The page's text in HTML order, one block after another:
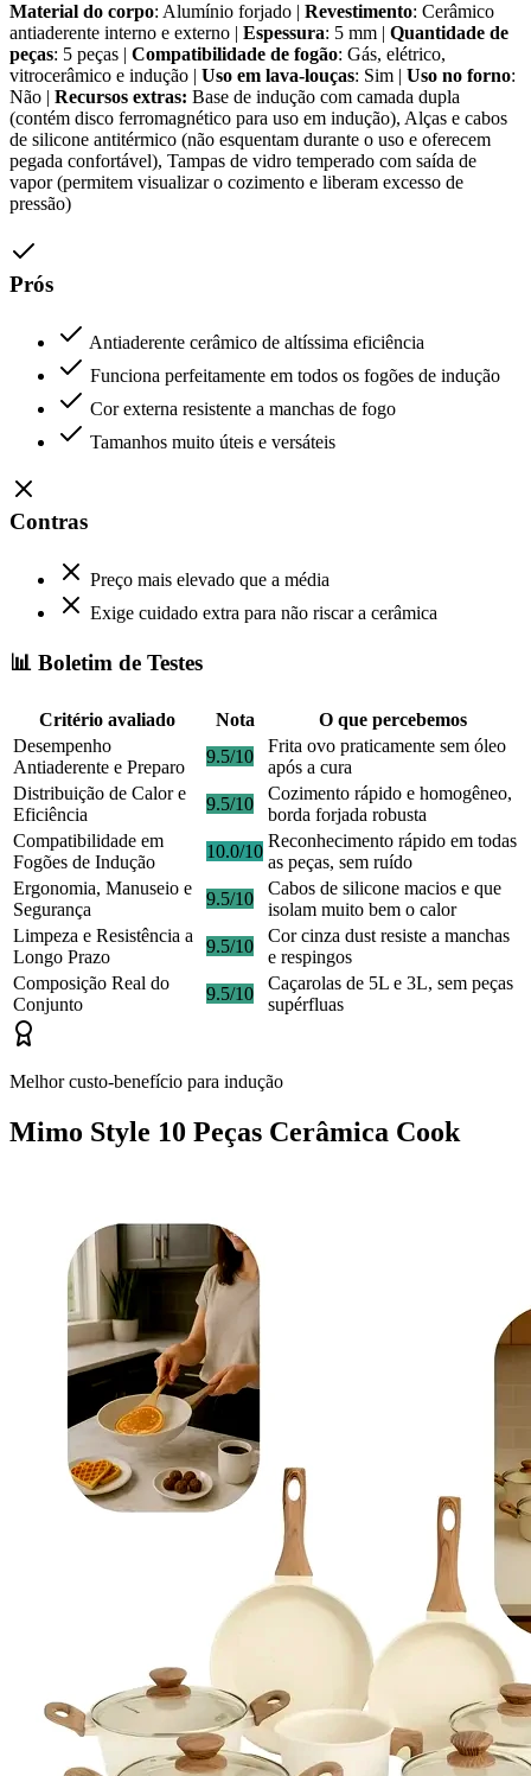
Material do corpo: Alumínio forjado | Revestimento: Cerâmico
antiaderente interno e externo | Espessura: 5 mm | Quantidade de
peças: 5 peças | Compatibilidade de fogão: Gás, elétrico,
vitrocerâmico e indução | Uso em lava-louças: Sim | Uso no forno:
Não | Recursos extras: Base de indução com camada dupla
(contém disco ferromagnético para uso em indução), Alças e cabos
de silicone antitérmico (não esquentam durante o uso e oferecem
pegada confortável), Tampas de vidro temperado com saída de
vapor (permitem visualizar o cozimento e liberam excesso de
pressão)
Prós
Antiaderente cerâmico de altíssima eficiência
Funciona perfeitamente em todos os fogões de indução
Cor externa resistente a manchas de fogo
Tamanhos muito úteis e versáteis
Contras
Preço mais elevado que a média
Exige cuidado extra para não riscar a cerâmica
📊 Boletim de Testes
Critério avaliado Nota
O que percebemos
Desempenho
Antiaderente e Preparo
9.5/10
Frita ovo praticamente sem óleo
após a cura
Distribuição de Calor e
Eficiência
9.5/10
Cozimento rápido e homogêneo,
borda forjada robusta
Compatibilidade em
Fogões de Indução
10.0/10
Reconhecimento rápido em todas
as peças, sem ruído
Ergonomia, Manuseio e
Segurança
9.5/10
Cabos de silicone macios e que
isolam muito bem o calor
Limpeza e Resistência a
Longo Prazo
9.5/10
Cor cinza dust resiste a manchas
e respingos
Composição Real do
Conjunto
9.5/10
Caçarolas de 5L e 3L, sem peças
supérfluas
Melhor custo-benefício para indução
Mimo Style 10 Peças Cerâmica Cook